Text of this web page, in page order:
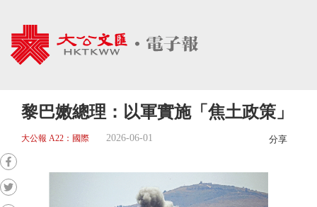
黎巴嫩總理：以軍實施「焦土政策」
大公報 A22：國際 2026-06-01 分享